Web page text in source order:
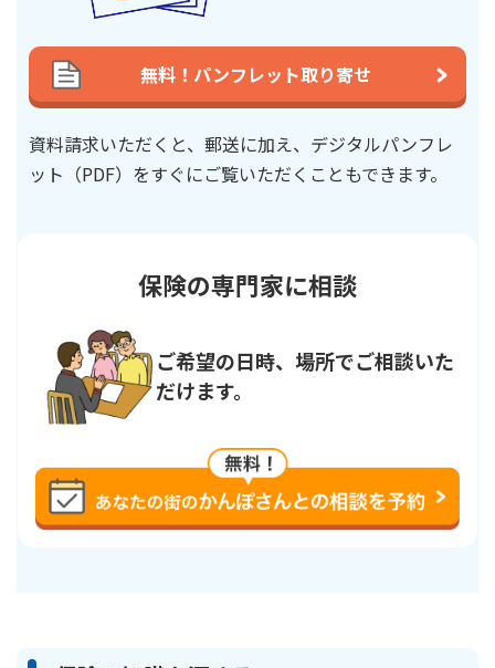
加入できる保険金額
100万円〜1,000
満期保険金のお支払いおよび保険金の倍額支払制度はありま
せん。
保険期間・加入できる保険金額は、加入年齢により一定の制
限があります。
契約上の年齢となり実際の年齢とは異なります。
死亡したとき
無料！パンフレット取り寄せ
資料請求いただくと、郵送に加え、デジタルパンフレ
ット（PDF）をすぐにご覧いただくこともできます。
保険の専門家に相談
ご希望の日時、場所でご相談いた
だけます。